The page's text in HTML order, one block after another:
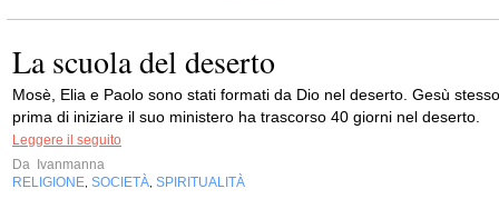
La scuola del deserto
Mosè, Elia e Paolo sono stati formati da Dio nel deserto. Gesù stesso
prima di iniziare il suo ministero ha trascorso 40 giorni nel deserto.
Leggere il seguito
Da
Ivanmanna
RELIGIONE SOCIETÀ SPIRITUALITÀ